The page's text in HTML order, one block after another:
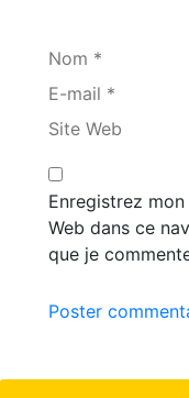
Nom *
E-mail *
Site Web
Enregistrez
Web dans ce
que je
Poster